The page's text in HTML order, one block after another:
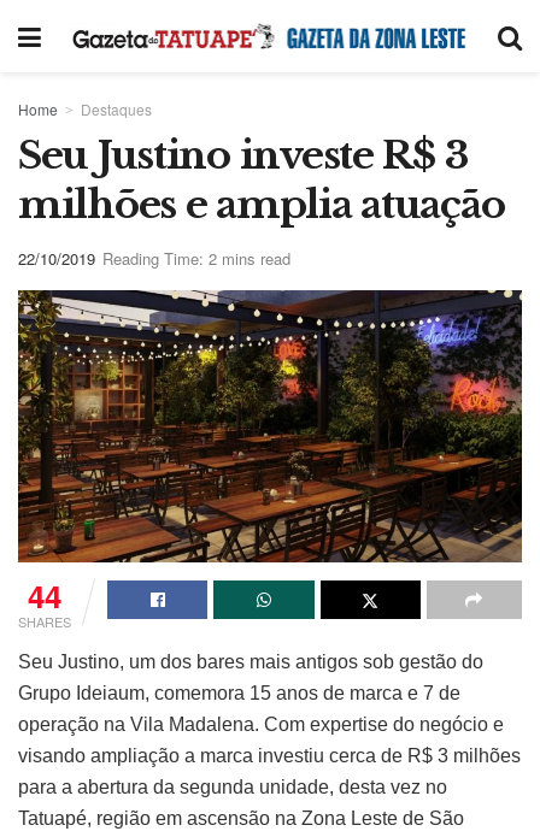
Home Destaques
Seu Justino investe R$ 3
milhões e amplia atuação
22/10/2019 Reading Time: 2 mins read
44
SHARES
Seu Justino, um dos bares mais antigos sob gestão do
Grupo Ideiaum, comemora 15 anos de marca e 7 de
operação na Vila Madalena. Com expertise do negócio e
visando ampliação a marca investiu cerca de R$ 3 milhões
para a abertura da segunda unidade, desta vez no
Tatuapé, região em ascensão na Zona Leste de São